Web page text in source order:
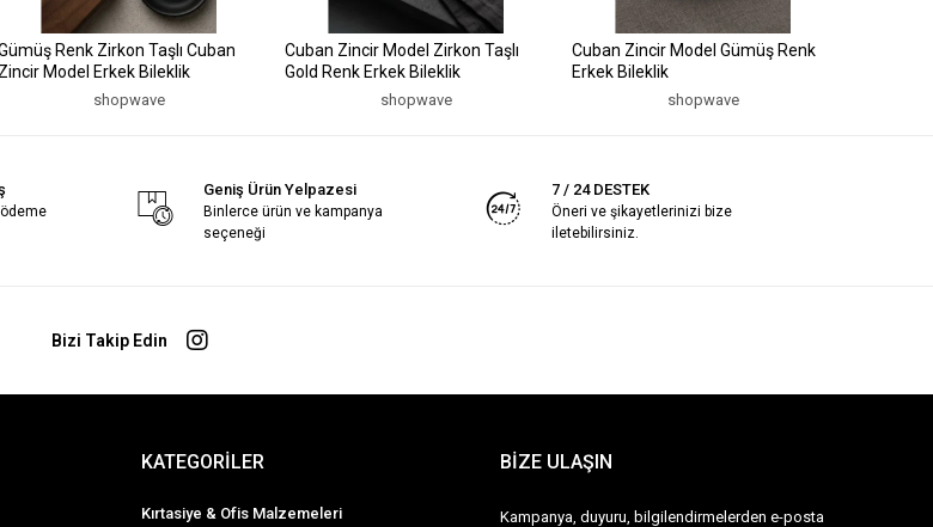
Renk Zirkon Taşlı Cuban
Zincir Model Erkek Bileklik
shopwave
Cuban Zincir Model Zirkon Taşlı
Gold Renk Erkek Bileklik
shopwave
Cuban Zincir Model Gümüş Renk
Erkek Bileklik
shopwave
Geniş Ürün Yelpazesi
Binlerce ürün ve kampanya
seçeneği
7 / 24 DESTEK
Öneri ve şikayetlerinizi bize
iletebilirsiniz.
Bizi Takip Edin
KATEGORİLER
Kırtasiye & Ofis Malzemeleri
BİZE ULAŞIN
Kampanya, duyuru, bilgilendirmelerden e-posta